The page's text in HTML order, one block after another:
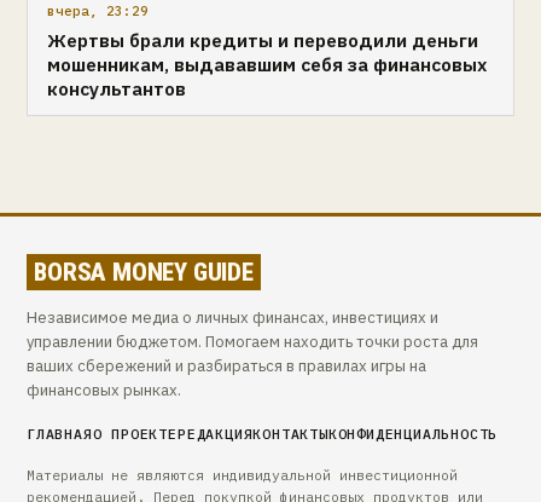
вчера, 23:29
Жертвы брали кредиты и переводили деньги
мошенникам, выдававшим себя за финансовых
консультантов
BORSA MONEY GUIDE
Независимое медиа о личных финансах, инвестициях и
управлении бюджетом. Помогаем находить точки роста для
ваших сбережений и разбираться в правилах игры на
финансовых рынках.
ГЛАВНАЯО ПРОЕКТЕРЕДАКЦИЯКОНТАКТЫКОНФИДЕНЦИАЛЬНОСТЬ
Материалы не являются индивидуальной инвестиционной
рекомендацией. Перед покупкой финансовых продуктов или